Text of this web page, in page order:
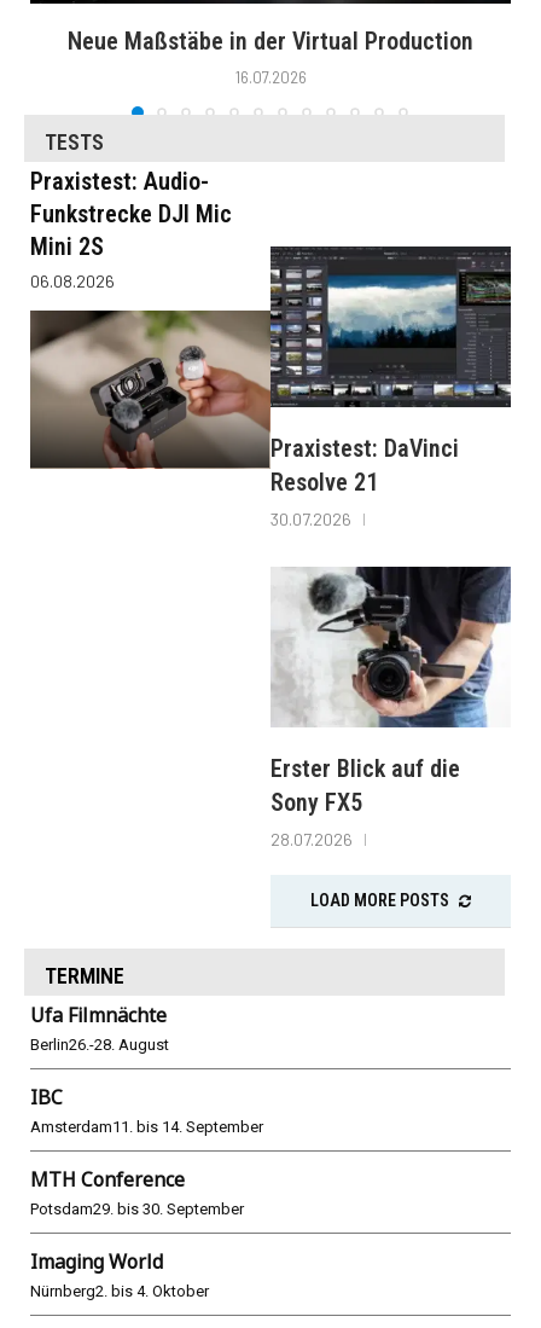
Neue Maßstäbe in der Virtual Production
16.07.2026
TESTS
Praxistest: Audio-
Funkstrecke DJI Mic
Mini 2S
06.08.2026
Praxistest: DaVinci
Resolve 21
30.07.2026
Erster Blick auf die
Sony FX5
28.07.2026
LOAD MORE POSTS
TERMINE
Ufa Filmnächte
Berlin26.-28. August
IBC
Amsterdam11. bis 14. September
MTH Conference
Potsdam29. bis 30. September
Imaging World
Nürnberg2. bis 4. Oktober